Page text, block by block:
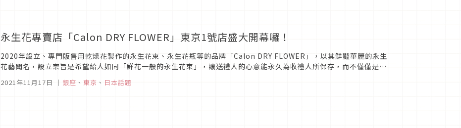
永生花專賣店「Calon DRY FLOWER」東京1號店盛大開幕囉！
2020年設立、專門販售用乾燥花製作的永生花束、永生花瓶等的品牌「Calon DRY FLOWER」，以其鮮豔華麗的永生
花藝聞名，設立宗旨是希望給人如同「鮮花一般的永生花束」，讓送禮人的心意能永久為收禮人所保存，而不僅僅是短
2021年11月17日 ｜ 銀座 、 東京 、 日本話題